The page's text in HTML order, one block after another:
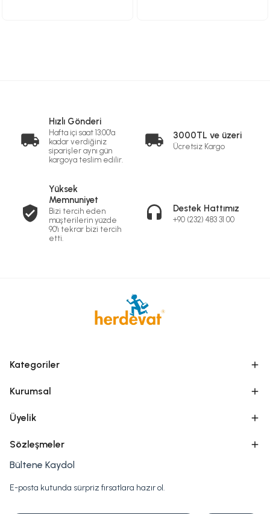
Hızlı Gönderi
Hafta içi saat 13:00'a
kadar verdiğiniz
siparişler aynı gün
kargoya teslim edilir.
3000TL ve üzeri
Ücretsiz Kargo
Yüksek
Memnuniyet
Bizi tercih eden
müşterilerin yüzde
90'ı tekrar bizi tercih
etti.
Destek Hattımız
+90 (232) 483 31 00
Kategoriler
Kurumsal
Üyelik
Sözleşmeler
Bültene Kaydol
E-posta kutunda sürpriz fırsatlara hazır ol.